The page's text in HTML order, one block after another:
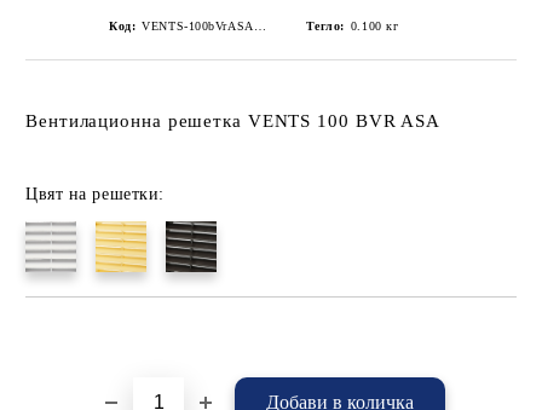
Код: Тегло: 0.100 кг
Вентилационна решетка VENTS 100 BVR ASA
Цвят на решетки: